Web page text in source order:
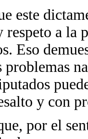
este
respeto a la
Eso
y con
por el